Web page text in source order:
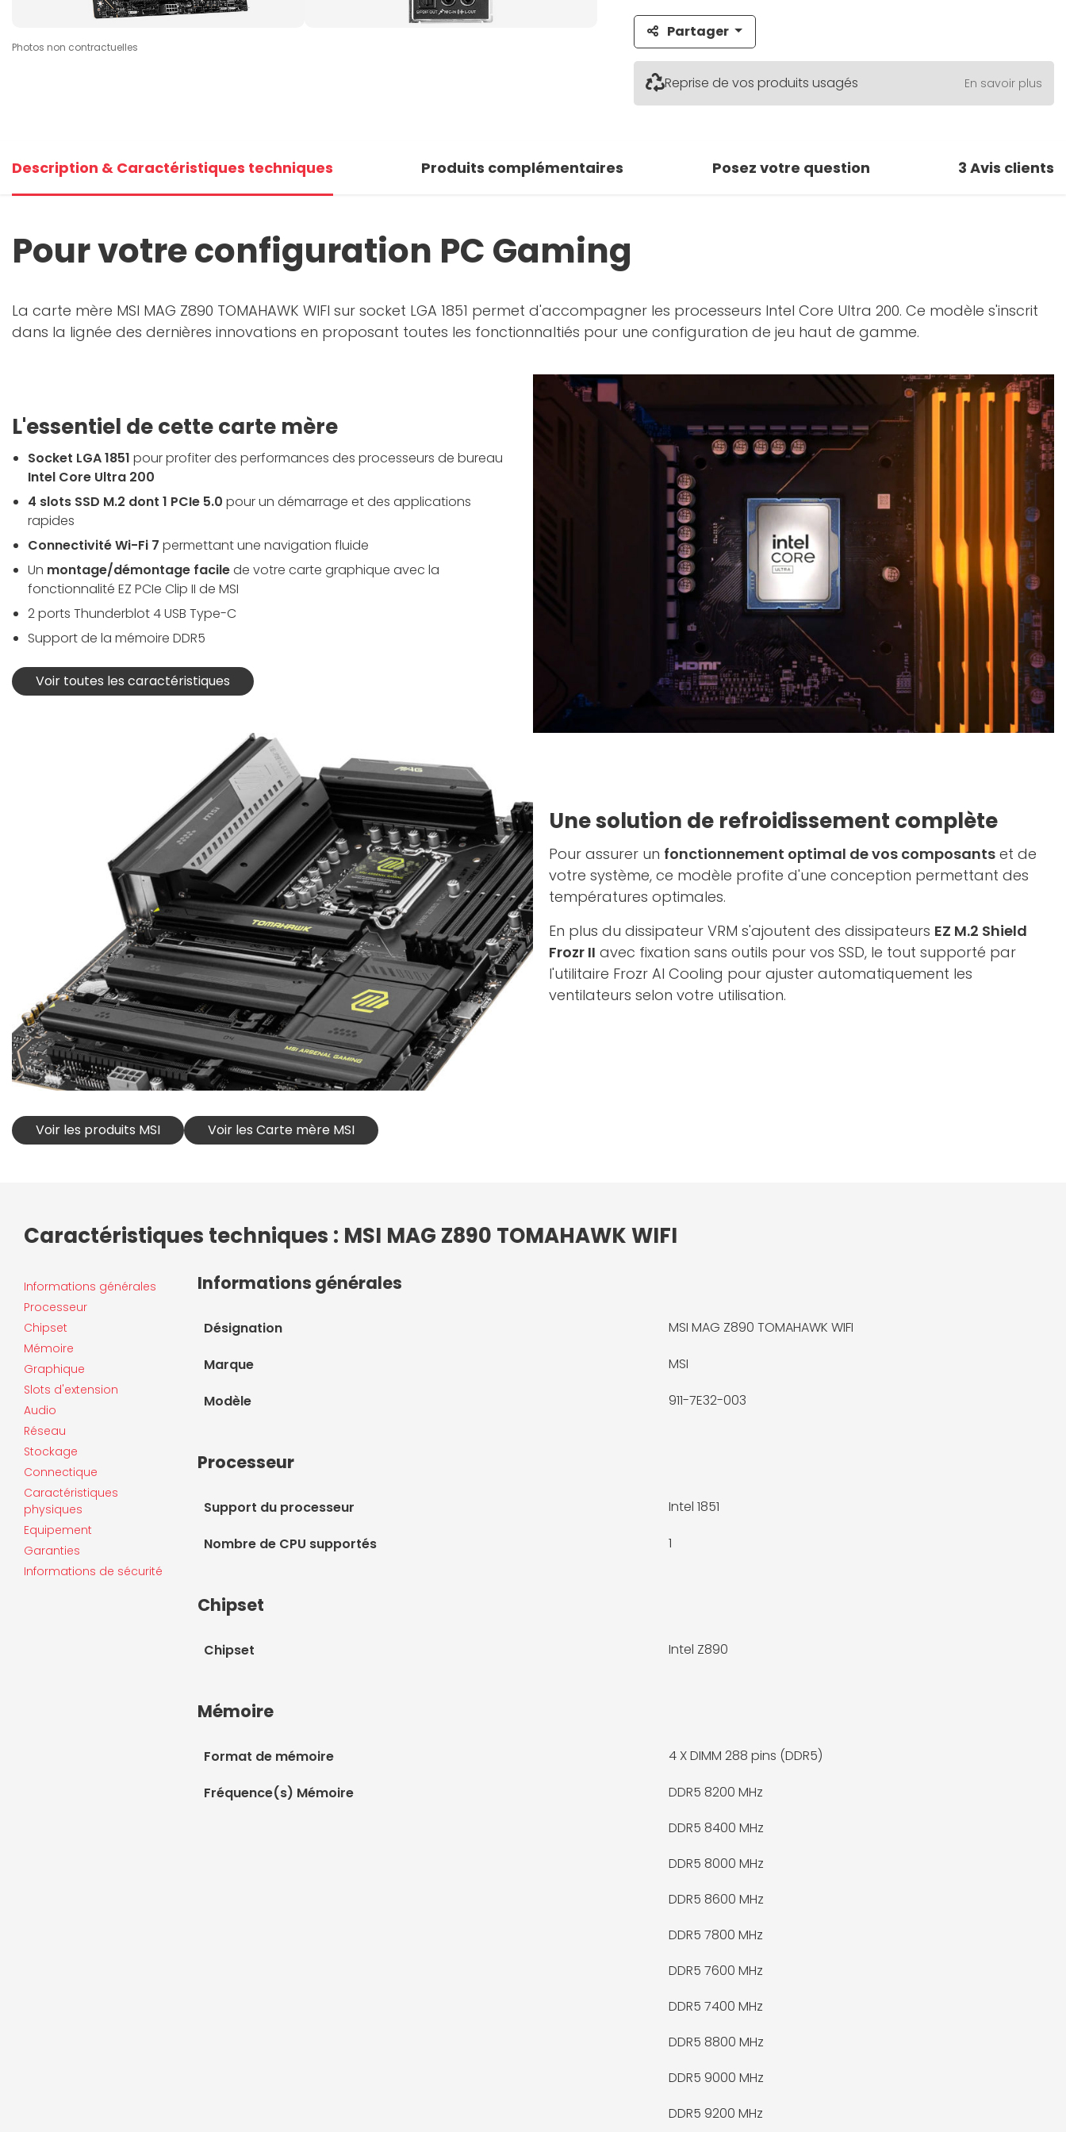
Photos non contractuelles
Partager
Reprise de vos produits usagés En savoir plus
Description & Caractéristiques techniques Produits complémentaires Posez votre question 3 Avis clients
Pour votre configuration PC Gaming
La carte mère MSI MAG Z890 TOMAHAWK WIFI sur socket LGA 1851 permet d'accompagner les processeurs Intel Core Ultra 200. Ce modèle s'inscrit
dans la lignée des dernières innovations en proposant toutes les fonctionnaltiés pour une configuration de jeu haut de gamme.
L'essentiel de cette carte mère
Socket LGA 1851 pour profiter des performances des processeurs de bureau
Intel Core Ultra 200
4 slots SSD M.2 dont 1 PCIe 5.0 pour un démarrage et des applications
rapides
Connectivité Wi-Fi 7 permettant une navigation fluide
Un montage/démontage facilede votre carte graphique avec la
fonctionnalité EZ PCIe Clip II de MSI
2 ports Thunderblot 4 USB Type-C
Support de la mémoire DDR5
Voir toutes les caractéristiques
Une solution de refroidissement complète
Pour assurer un fonctionnement optimal de vos composants et de
votre système, ce modèle profite d'une conception permettant des
températures optimales.
En plus du dissipateur VRM s'ajoutent des dissipateurs EZ M.2 Shield
Frozr II avec fixation sans outils pour vos SSD, le tout supporté par
l'utilitaire Frozr AI Cooling pour ajuster automatiquement les
ventilateurs selon votre utilisation.
Voir les produits MSI Voir les Carte mère MSI
Caractéristiques techniques : MSI MAG Z890 TOMAHAWK WIFI
Informations générales
Processeur
Chipset
Mémoire
Graphique
Slots d'extension
Audio
Réseau
Stockage
Connectique
Caractéristiques
physiques
Equipement
Garanties
Informations de sécurité
Informations générales
Désignation MSI MAG Z890 TOMAHAWK WIFI
Marque MSI
Modèle 911-7E32-003
Processeur
Support du processeur Intel 1851
Nombre de CPU supportés 1
Chipset
Chipset Intel Z890
Mémoire
Format de mémoire 4 XDIMM 288 pins (DDR5)
Fréquence(s) Mémoire
DDR5 8200 MHz
DDR5 8400 MHz
DDR5 8000 MHz
DDR5 8600 MHz
DDR5 7800 MHz
DDR5 7600 MHz
DDR5 7400 MHz
DDR5 8800 MHz
DDR5 9000 MHz
DDR5 9200 MHz